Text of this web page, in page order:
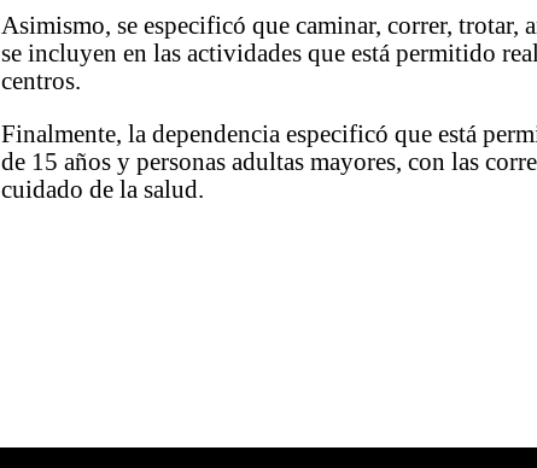
Asimismo, se especificó que caminar, correr, trotar,
se incluyen en las actividades que está permitido
centros.
Finalmente, la dependencia especificó que está
de 15 años y personas adultas mayores, con las
cuidado de la salud.